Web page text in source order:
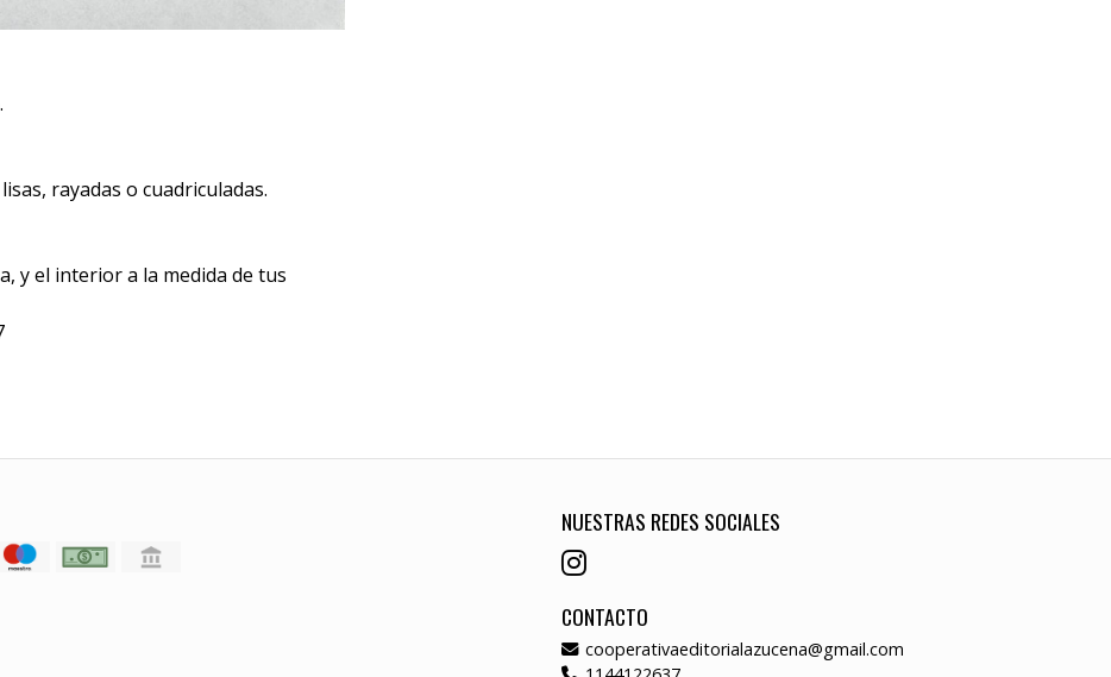
rayadas o cuadriculadas.
y el interior a la medida de tus
NUESTRAS REDES SOCIALES
CONTACTO
cooperativaeditorialazucena@gmail.com